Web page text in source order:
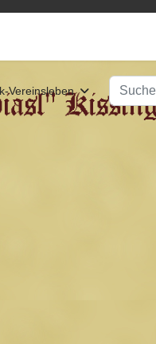
Vereinsleben Suchen